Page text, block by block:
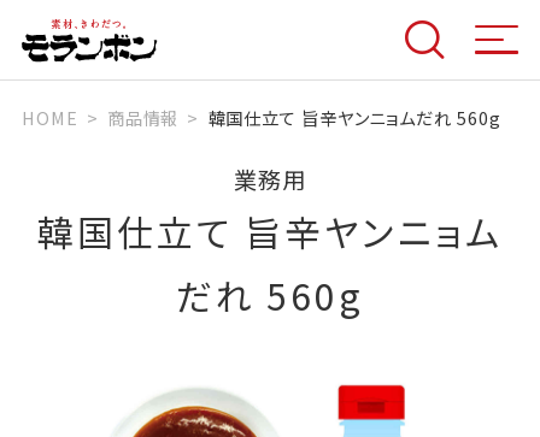
HOME 商品情報 韓国仕立て 旨辛ヤンニョムだれ 560g
業務用
韓国仕立て 旨辛ヤンニョム
だれ 560g